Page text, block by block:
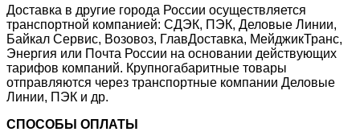
Доставка в другие города России осуществляется
транспортной компанией: СДЭК, ПЭК, Деловые Линии,
Байкал Сервис, Возовоз, ГлавДоставка, МейджикТранс,
Энергия или Почта России на основании действующих
тарифов компаний. Крупногабаритные товары
отправляются через транспортные компании Деловые
Линии, ПЭК и др.
СПОСОБЫ ОПЛАТЫ